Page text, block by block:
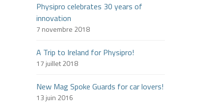
Physipro celebrates 30 years of
innovation
7 novembre 2018
A Trip to Ireland for Physipro!
17 juillet 2018
New Mag Spoke Guards for car lovers!
13 juin 2016